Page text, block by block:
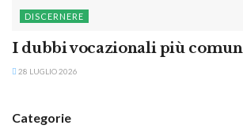
DISCERNERE
I dubbi vocazionali più
28 LUGLIO 2026
Categorie